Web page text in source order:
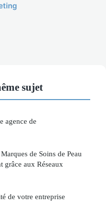
sujet
agence de
de Soins de Peau
aux Réseaux
de votre entreprise